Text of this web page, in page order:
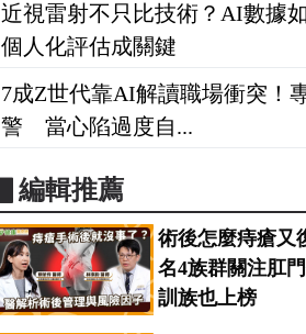
近視雷射不只比技術？AI數據
個人化評估成關鍵
7成Z世代靠AI解讀職場衝突！
警 當心陷過度自...
▋編輯推薦
術後怎麼痔瘡又
名4族群關注肛
訓族也上榜